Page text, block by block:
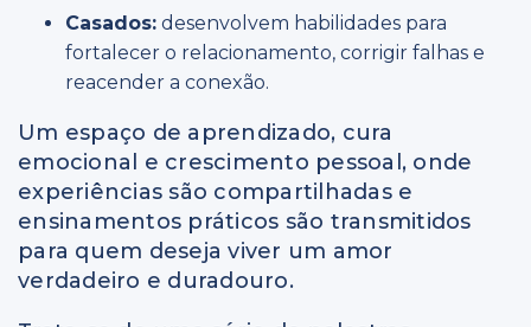
Casados: desenvolvem habilidades para
fortalecer o relacionamento, corrigir falhas e
reacender a conexão.
Um espaço de aprendizado, cura
emocional e crescimento pessoal, onde
experiências são compartilhadas e
ensinamentos práticos são transmitidos
para quem deseja viver um amor
verdadeiro e duradouro.